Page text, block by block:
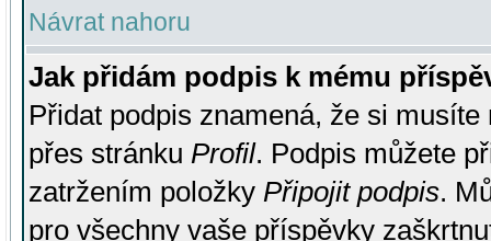
Návrat nahoru
Jak přidám podpis k mému
Přidat podpis znamená, že si
přes stránku Profil. Podpis můžete
zatržením položky Připojit podpis.
pro všechny vaše příspěvky